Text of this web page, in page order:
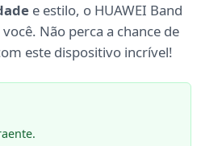
e estilo, o HUAWEI Band
Não perca a chance de
este dispositivo incrível!